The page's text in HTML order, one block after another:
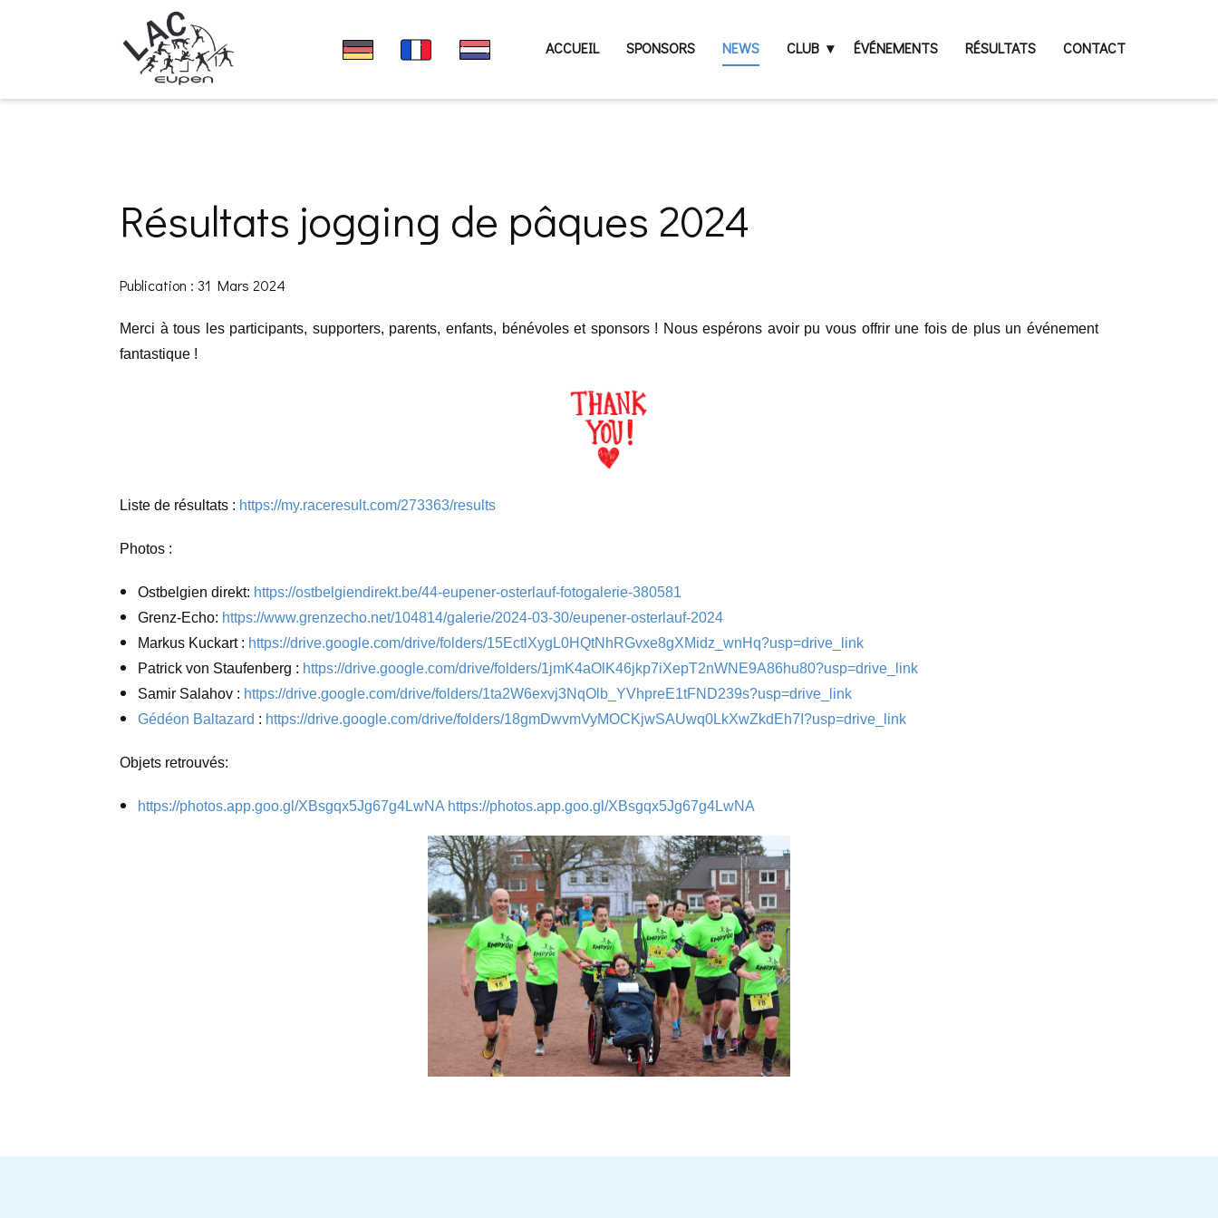
ACCUEIL SPONSORS NEWS CLUB ÉVÉNEMENTS RÉSULTATS CONTACT
Résultats jogging de pâques 2024
Publication : 31 Mars 2024
Merci à tous les participants, supporters, parents, enfants, bénévoles et sponsors ! Nous espérons avoir pu vous offrir une fois de plus un événement
fantastique !
Liste de résultats : https://my.raceresult.com/273363/results
Photos :
Ostbelgien direkt: https://ostbelgiendirekt.be/44-eupener-osterlauf-fotogalerie-380581
Grenz-Echo: https://www.grenzecho.net/104814/galerie/2024-03-30/eupener-osterlauf-2024
Markus Kuckart : https://drive.google.com/drive/folders/15EctlXygL0HQtNhRGvxe8gXMidz_wnHq?usp=drive_link
Patrick von Staufenberg : https://drive.google.com/drive/folders/1jmK4aOlK46jkp7iXepT2nWNE9A86hu80?usp=drive_link
Samir Salahov : https://drive.google.com/drive/folders/1ta2W6exvj3NqOlb_YVhpreE1tFND239s?usp=drive_link
Gédéon Baltazard : https://drive.google.com/drive/folders/18gmDwvmVyMOCKjwSAUwq0LkXwZkdEh7I?usp=drive_link
Objets retrouvés:
https://photos.app.goo.gl/XBsgqx5Jg67g4LwNA https://photos.app.goo.gl/XBsgqx5Jg67g4LwNA